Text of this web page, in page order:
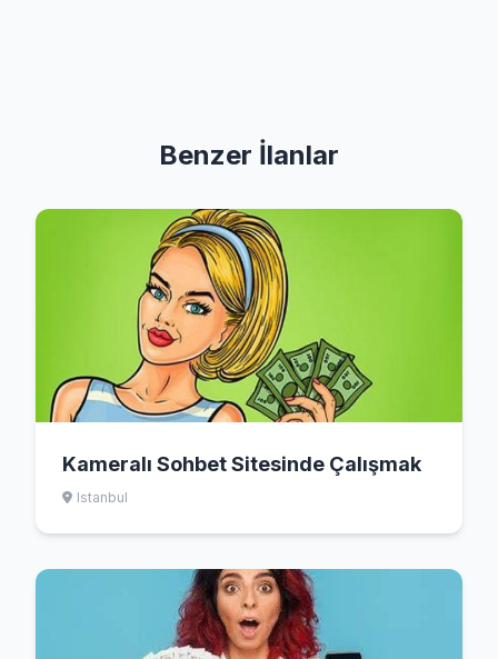
Benzer İlanlar
Kameralı Sohbet Sitesinde Çalışmak
Istanbul